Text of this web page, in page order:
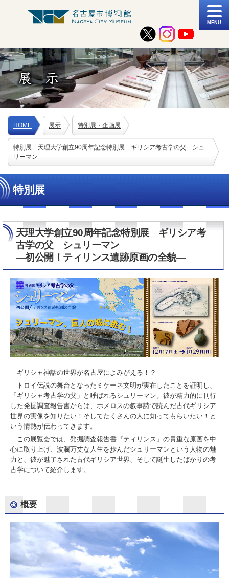
MENU
HOME 展示 特別展・企画展
特別展 天理大学創立90周年記念特別展 ギリシア考古学の父 シュ
リーマン
特別展
天理大学創立90周年記念特別展 ギリシア考
古学の父 シュリーマン
―初公開！ティリンス遺跡原画の全貌―
ギリシャ神話の世界が名古屋によみがえる！？
トロイ伝説の舞台となったミケーネ文明が実在したことを証明し、
「ギリシャ考古学の父」と呼ばれるシュリーマン。彼が精力的に刊行
した発掘調査報告書からは、ホメロスの叙事詩で読んだ古代ギリシア
世界の実像を知りたい！そしてたくさんの人に知ってもらいたい！と
いう情熱が伝わってきます。
この展覧会では、発掘調査報告書『ティリンス』の貴重な原画を中
心に取り上げ、波瀾万丈な人生を歩んだシュリーマンという人物の魅
力と、彼が魅了された古代ギリシア世界、そして誕生したばかりの考
古学について紹介します。
概要